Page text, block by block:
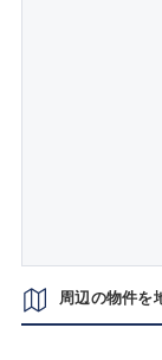
周辺の物件を